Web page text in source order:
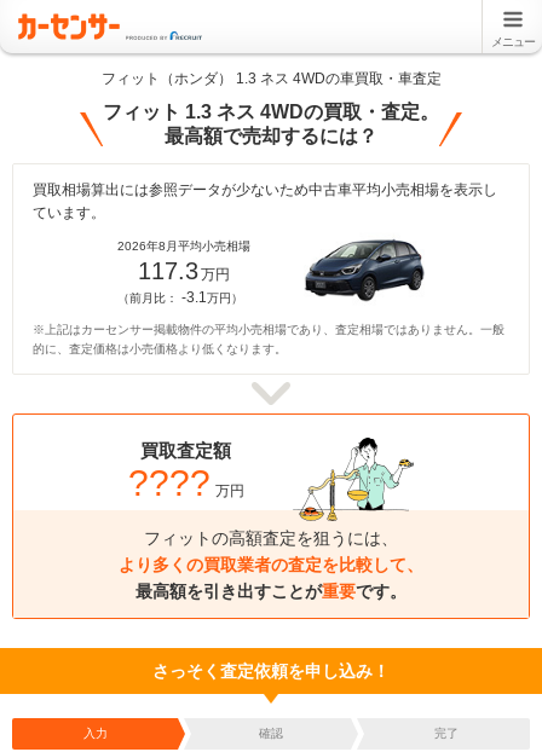
メニュー
フィット（ホンダ） 1.3 ネス 4WDの車買取・車査定
フィット 1.3 ネス 4WDの買取・査定。
最高額で売却するには？
買取相場算出には参照データが少ないため中古車平均小売相場を表示し
ています。
2026年8月平均小売相場
117.3万円
（前月比： -3.1万円）
※上記はカーセンサー掲載物件の平均小売相場であり、査定相場ではありません。一般
的に、査定価格は小売価格より低くなります。
買取査定額
???? 万円
フィットの高額査定を狙うには、
より多くの買取業者の査定を比較して、
最高額を引き出すことが重要です。
さっそく査定依頼を申し込み！
入力 確認 完了